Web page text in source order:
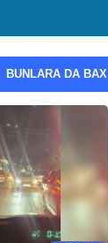
BUNLARA DA BAX